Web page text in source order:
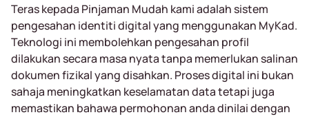
Teras kepada Pinjaman Mudah kami adalah sistem
pengesahan identiti digital yang menggunakan MyKad.
Teknologi ini membolehkan pengesahan profil
dilakukan secara masa nyata tanpa memerlukan salinan
dokumen fizikal yang disahkan. Proses digital ini bukan
sahaja meningkatkan keselamatan data tetapi juga
memastikan bahawa permohonan anda dinilai dengan